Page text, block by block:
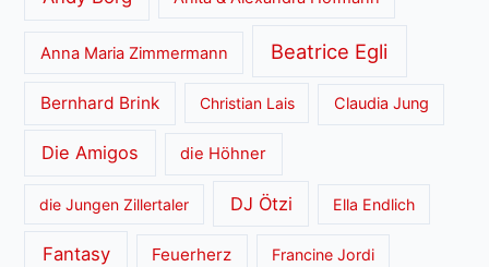
Anna Maria Zimmermann Beatrice Egli
Bernhard Brink Christian Lais Claudia Jung
Die Amigos die Höhner
die Jungen Zillertaler DJ Ötzi Ella Endlich
Fantasy Feuerherz Francine Jordi